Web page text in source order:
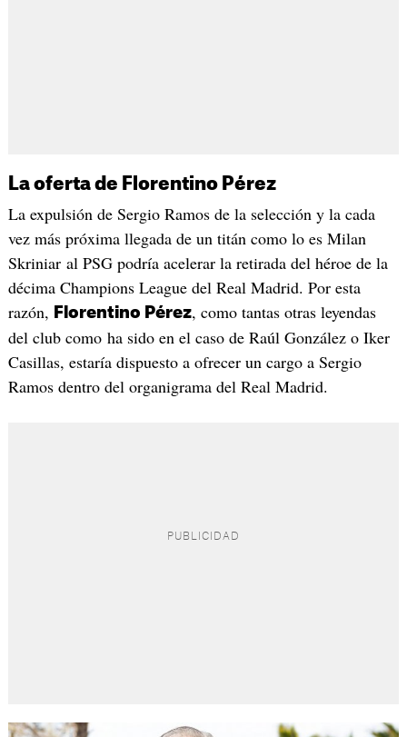
La oferta de Florentino Pérez
La expulsión de Sergio Ramos de la selección y la cada
vez más próxima llegada de un titán como lo es Milan
Skriniar al PSG podría acelerar la retirada del héroe de la
décima Champions League del Real Madrid. Por esta
razón,
Florentino Pérez, como tantas otras leyendas
del club como ha sido en el caso de Raúl González o Iker
Casillas, estaría dispuesto a ofrecer un cargo a Sergio
Ramos dentro del organigrama del Real Madrid.